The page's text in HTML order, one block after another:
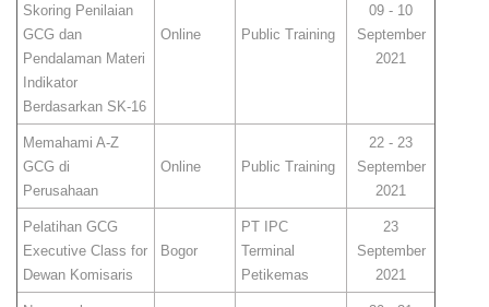
Skoring Penilaian
GCG dan
Pendalaman Materi
Indikator
Berdasarkan SK-16
Online Public Training
09 - 10
September
2021
Memahami A-Z
GCG di
Perusahaan
Online Public Training
22 - 23
September
2021
Pelatihan GCG
Executive Class for
Dewan Komisaris
Bogor
PT IPC
Terminal
Petikemas
23
September
2021